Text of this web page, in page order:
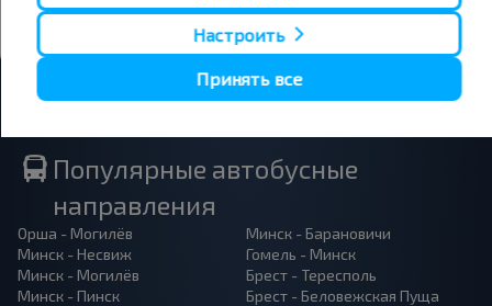
Подписаться
Популярные автобусные
направления
Орша - Могилёв
Минск - Несвиж
Минск - Могилёв
Минск - Пинск
Минск - Барановичи
Гомель - Минск
Брест - Тересполь
Брест - Беловежская Пуща
Настроить
Принять все